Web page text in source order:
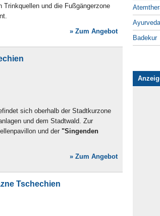
Trinkquellen und die Fußgängerzone
» Zum Angebot
sich oberhalb der Stadtkurzone
und dem Stadtwald. Zur
und der "Singenden
» Zum Angebot
Tschechien
Ayurveda
Badekur